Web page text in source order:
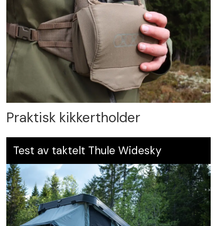
Praktisk kikkertholder
Test av taktelt Thule Widesky